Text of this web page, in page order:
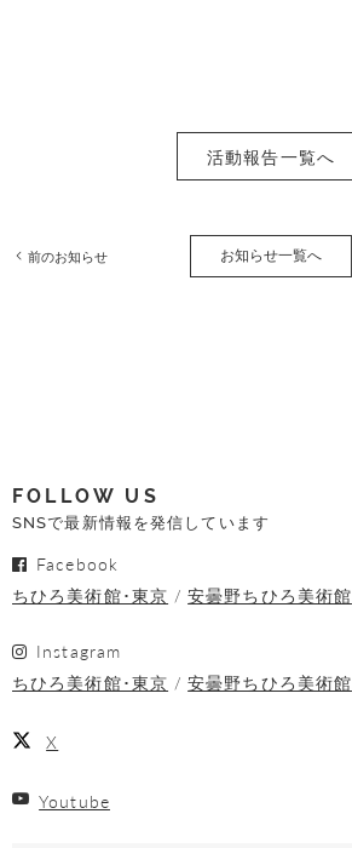
活動報告一覧へ
前のお知らせ お知らせ一覧へ
FOLLOW US
SNSで最新情報を発信しています
Facebook
ちひろ美術館･東京
安曇野ちひろ美術館
Instagram
ちひろ美術館･東京
安曇野ちひろ美術館
X
Youtube